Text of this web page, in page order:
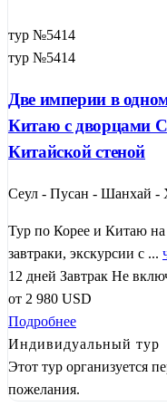
тур №5414
тур №5414
Две империи в
Китаю с дворцами
Китайской стеной
Сеул - Пусан - Шанхай -
Тур по Корее и Китаю
завтраки, экскурсии с ...
12 дней Завтрак Не
от 2 980 USD
Подробнее
Индивидуальный тур
Этот тур организуется
пожелания.